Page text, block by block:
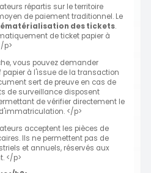
répartis sur le territoire
de paiement traditionnel. Le
des tickets.
de ticket papier à
p>
vous pouvez demander
à l'issue de la transaction
sert de preuve en cas de
de surveillance disposent
de vérifier directement le
</p>
acceptent les pièces de
Ils ne permettent pas de
et annuels, réservés aux
</p>